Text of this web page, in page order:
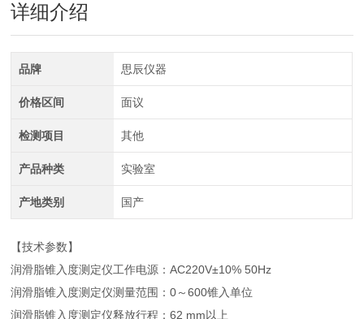
详细介绍
品牌 思辰仪器
价格区间 面议
检测项目 其他
产品种类 实验室
产地类别 国产
【技术参数】
润滑脂锥入度测定仪工作电源：AC220V±10% 50Hz
润滑脂锥入度测定仪测量范围：0～600锥入单位
润滑脂锥入度测定仪释放行程：62 mm以上